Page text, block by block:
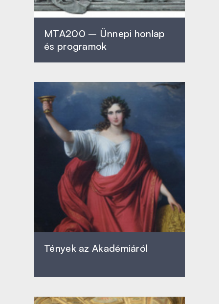
MTA200 – Ünnepi honlap
és programok
Tények az Akadémiáról